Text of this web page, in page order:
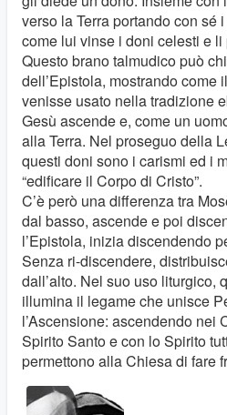
verso la Terra portando con sé
come lui vinse i doni celesti e li
Questo brano talmudico può
dell’Epistola, mostrando come
venisse usato nella tradizione
Gesù ascende e, come un
alla Terra. Nel proseguo della
questi doni sono i carismi ed i
“edificare il Corpo di Cristo”.
C’è però una differenza tra
dal basso, ascende e poi
l’Epistola, inizia discendendo
Senza ri-discendere,
dall’alto. Nel suo uso liturgico,
illumina il legame che unisce
l’Ascensione: ascendendo nei
Spirito Santo e con lo Spirito
permettono alla Chiesa di fare